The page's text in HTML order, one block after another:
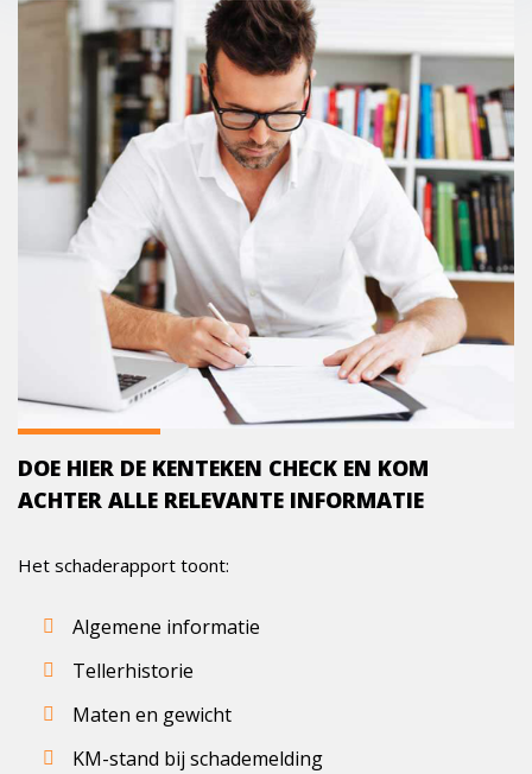
DOE HIER DE KENTEKEN CHECK EN KOM
ACHTER ALLE RELEVANTE INFORMATIE
Het schaderapport toont:
Algemene informatie
Tellerhistorie
Maten en gewicht
KM-stand bij schademelding